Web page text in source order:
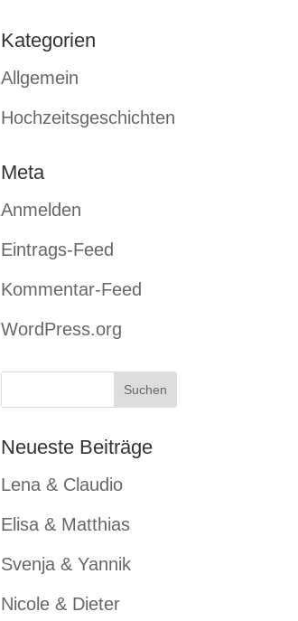
Kategorien
Allgemein
Hochzeitsgeschichten
Meta
Anmelden
Eintrags-Feed
Kommentar-Feed
WordPress.org
Neueste Beiträge
Lena & Claudio
Elisa & Matthias
Svenja & Yannik
Nicole & Dieter